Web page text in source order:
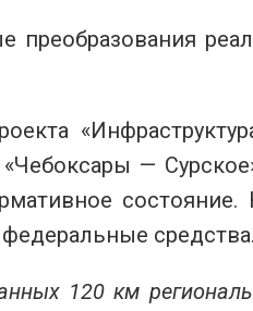
преобразования
—
средства.
120 км